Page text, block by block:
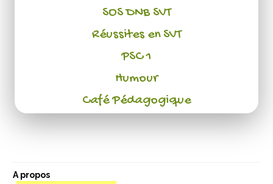
SOS DNB SVT
Réussites en SVT
PSC 1
Humour
Café Pédagogique
A propos